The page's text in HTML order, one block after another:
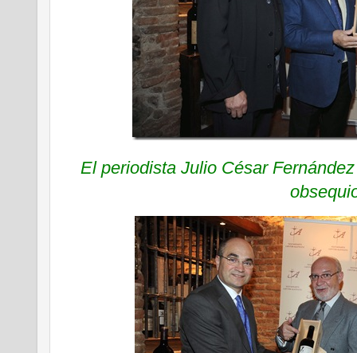
El periodista Julio César